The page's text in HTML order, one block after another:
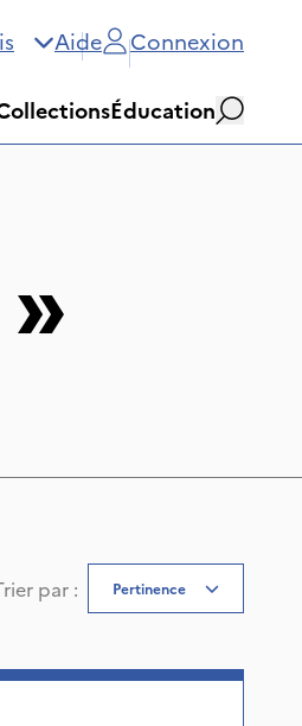
Aide Connexion
Éducation
»
par : Pertinence